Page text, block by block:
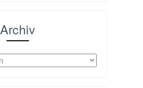
Archiv